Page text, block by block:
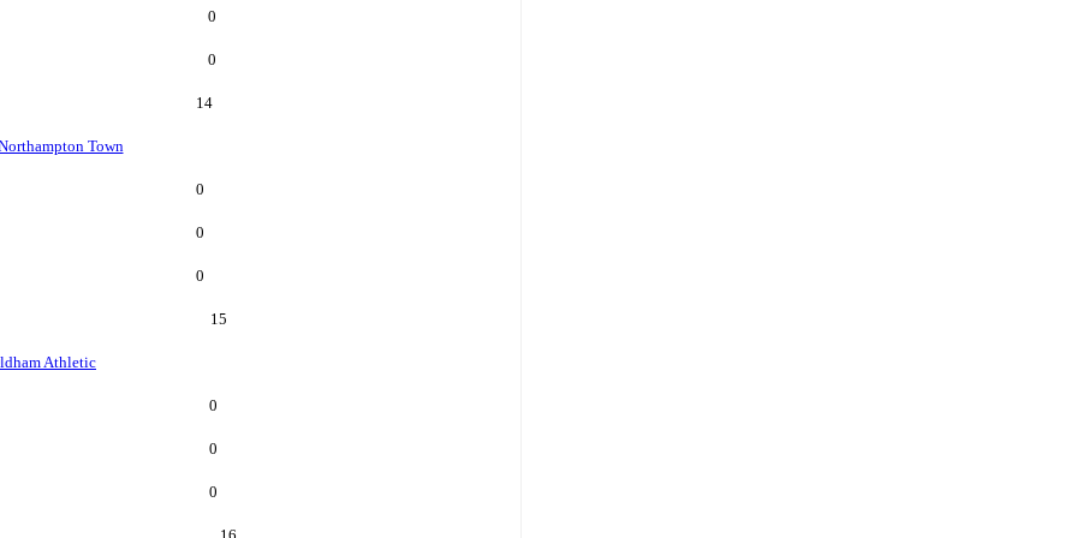
0
0
14
Town
0
0
0
15
Athletic
0
0
0